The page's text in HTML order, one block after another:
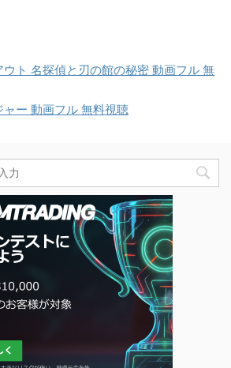
ト 名探偵と刃の館の秘密 動画フル 無
ー 動画フル 無料視聴